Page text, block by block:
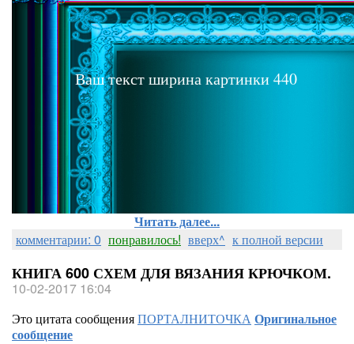
Ваш текст ширина картинки 440
Читать далее...
комментарии: 0 понравилось! вверх^ к полной версии
КНИГА 600 СХЕМ ДЛЯ ВЯЗАНИЯ КРЮЧКОМ.
10-02-2017 16:04
Это цитата сообщенияПОРТАЛНИТОЧКАОригинальное
сообщение